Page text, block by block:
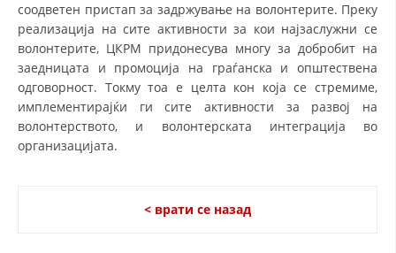
ЕДУКАТИВНО ИНФОРМАТИВНИ МАТЕРИЈАЛИ
ПОСТЕРИ
ПРЕЗЕНТАЦИИ
соодветен пристап за задржување на волонтерите. Преку
реализација на сите активности за кои најзаслужни се
волонтерите, ЦКРМ придонесува многу за добробит на
заедницата и промоција на граѓанска и општествена
одговорност. Токму тоа е целта кон која се стремиме,
имплементирајќи ги сите активности за развој на
волонтерството, и волонтерската интеграција во
организацијата.
< врати се назад